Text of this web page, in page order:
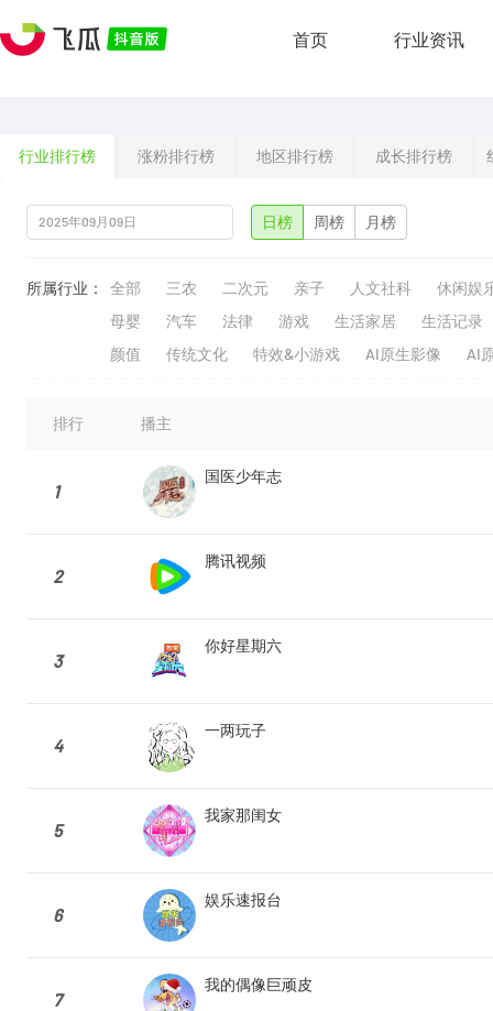
首页 行业资讯
行业排行榜 涨粉排行榜 地区排行榜 成长排行榜
日榜 周榜 月榜
所属行业： 全部 三农 二次元 亲子 人文社科
休闲娱
母婴
汽车 法律 游戏 生活家居
生活记录
颜值
传统文化 特效&小游戏 AI原生影像 AI
排行 播主
1
国医少年志
2
腾讯视频
3
你好星期六
4
一两玩子
5
我家那闺女
6
娱乐速报台
7
我的偶像巨顽皮